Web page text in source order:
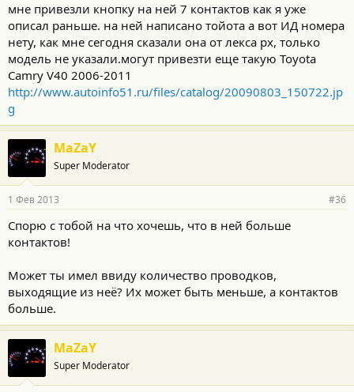
мне привезли кнопку на ней 7 контактов как я уже
описал раньше. на ней написано тойота а вот ИД номера
нету, как мне сегодня сказали она от лекса рх, только
модель не указали.могут привезти еще такую Toyota
Camry V40 2006-2011
http://www.autoinfo51.ru/files/catalog/20090803_150722.jp
g
MaZaY
Super Moderator
1 Фев 2013 #36
Cпорю с тобой на что хочешь, что в ней больше
контактов!
Может ты имел ввиду количество проводков,
выходящие из неё? Их может быть меньше, а контактов
больше.
MaZaY
Super Moderator